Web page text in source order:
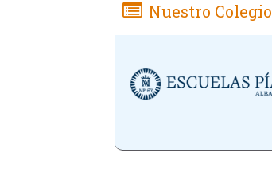
Nuestro Colegio